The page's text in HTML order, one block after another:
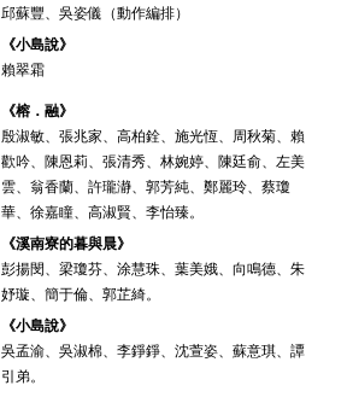
邱蘇豐、吳姿儀（動作編排）
《小島說》
賴翠霜
《榕．融》
殷淑敏、張兆家、高柏銓、施光恆、周秋菊、賴
歡吟、陳恩莉、張清秀、林婉婷、陳廷俞、左美
雲、翁香蘭、許瓏瀞、郭芳純、鄭麗玲、蔡瓊
華、徐嘉瞳、高淑賢、李怡臻。
《溪南寮的暮與晨》
彭揚閔、梁瓊芬、涂慧珠、葉美娥、向鳴德、朱
妤璇、簡于倫、郭芷綺。
《小島說》
吳孟渝、吳淑棉、李錚錚、沈萱姿、蘇意琪、譚
引弟。